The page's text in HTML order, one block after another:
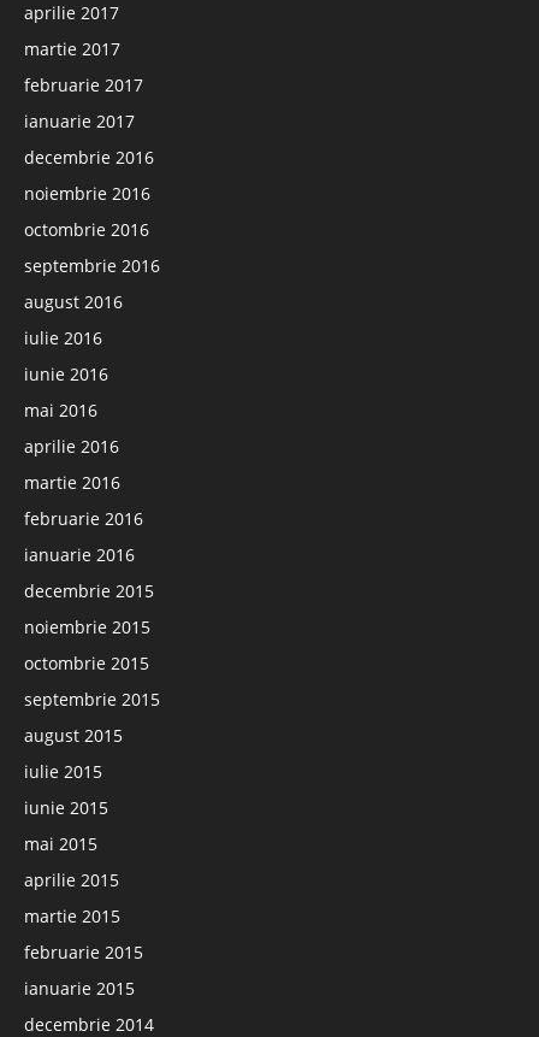
aprilie 2017
martie 2017
februarie 2017
ianuarie 2017
decembrie 2016
noiembrie 2016
octombrie 2016
septembrie 2016
august 2016
iulie 2016
iunie 2016
mai 2016
aprilie 2016
martie 2016
februarie 2016
ianuarie 2016
decembrie 2015
noiembrie 2015
octombrie 2015
septembrie 2015
august 2015
iulie 2015
iunie 2015
mai 2015
aprilie 2015
martie 2015
februarie 2015
ianuarie 2015
decembrie 2014